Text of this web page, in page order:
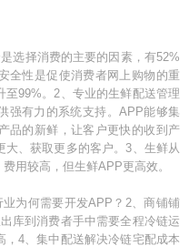
选择消费的主要的因素，有52%
全性是促使消费者网上购物的重
99%。2、专业的生鲜配送管理
强有力的系统支持。APP能够集
品的新鲜，让客户更快的收到产
、获取更多的客户。3、生鲜从
用较高，但生鲜APP更高效。
为何需要开发APP？2、商铺铺
库到消费者手中需要全程冷链运
4、集中配送解决冷链宅配成本